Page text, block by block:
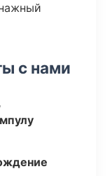
с нами